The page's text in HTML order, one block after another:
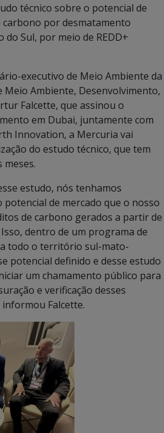
técnico sobre o potencial de
carbono por desmatamento
Sul, por meio de REDD+
executivo de Meio Ambiente da
Meio Ambiente, Desenvolvimento,
Falcette, que assinou o
em Dubai, juntamente com
Innovation, a Mercuria vai
do estudo técnico, que tem
meses.
estudo, nós tenhamos
de mercado que o nosso
de carbono gerados a partir de
dentro de um programa de
todo o território sul-mato-
potencial definido e desse estudo
um chamamento público para
e verificação desses
Falcette.